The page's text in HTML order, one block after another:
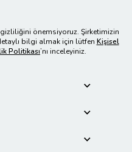
önemsiyoruz. Şirketimizin
bilgi almak için lütfen Kişisel
Politikası’nı inceleyiniz.